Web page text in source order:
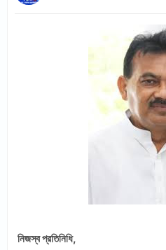
নিজস্ব প্রতিনিধি,